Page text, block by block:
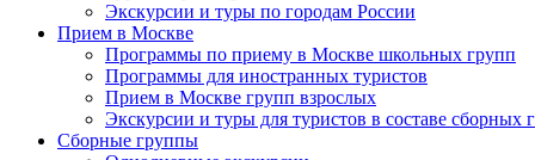
Экскурсии и туры по городам России
Прием в Москве
Программы по приему в Москве школьных групп
Программы для иностранных туристов
Прием в Москве групп взрослых
Экскурсии и туры для туристов в составе сборных
Сборные группы